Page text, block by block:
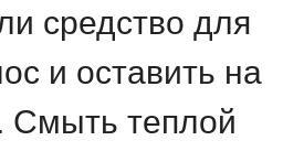
средство для
и оставить на
Смыть теплой